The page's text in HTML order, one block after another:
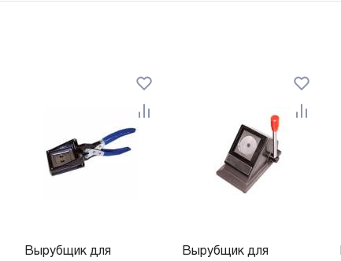
Вырубщик для
Вырубщик для